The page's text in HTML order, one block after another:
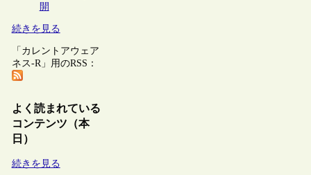
開
続きを見る
「カレントアウェア
ネス-R」用のRSS：
よく読まれている
コンテンツ（本
日）
続きを見る